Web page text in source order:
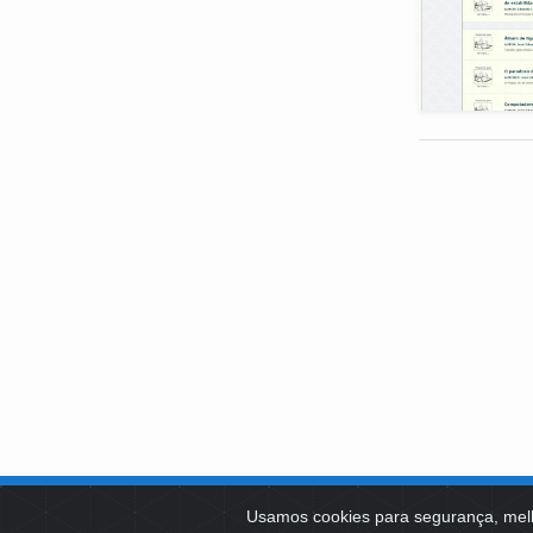
Usamos cookies para segurança,